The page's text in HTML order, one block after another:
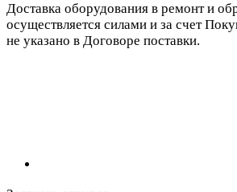
Доставка оборудования в ремонт и
осуществляется силами и за счет
не указано в Договоре поставки.